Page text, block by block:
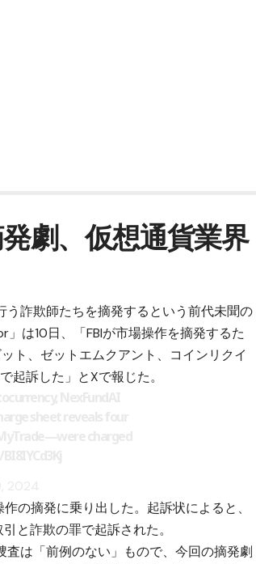
劇、仮想通貨業界
う詐欺師たちを摘発するという前代未聞の
は10日、「FBIが市場操作を摘発するた
ト、ゼットエムクアント、コインリクイ
起訴した」とXで報じた。
の摘発に乗り出した。起訴状によると、
と詐欺の罪で起訴された。
は「前例のない」もので、今回の摘発劇